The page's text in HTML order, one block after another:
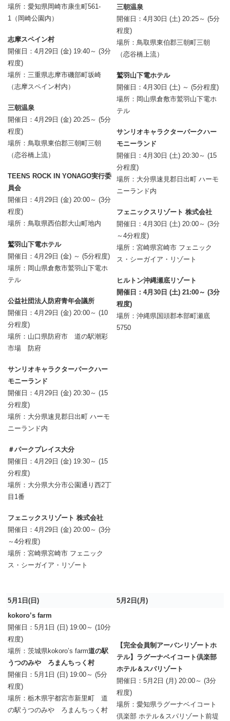
場所：愛知県岡崎市康生町561-
1（岡崎公園内）
志摩スペイン村
開催日：4月29日 (金) 19:40～ (3分
程度)
場所：三重県志摩市磯部町坂崎
（志摩スペイン村内）
三朝温泉
開催日：4月29日 (金) 20:25～ (5分
程度)
場所：鳥取県東伯郡三朝町三朝
（恋谷橋上流）
TEENS ROCK IN YONAGO実行委
員会
開催日：4月29日 (金) 20:00～ (3分
程度)
場所：鳥取県西伯郡大山町地内
鷲羽山下電ホテル
開催日：4月29日 (金) ～ (5分程度)
場所：岡山県倉敷市鷲羽山下電ホ
テル
公益社団法人防府青年会議所
開催日：4月29日 (金) 20:00～ (10
分程度)
場所：山口県防府市 道の駅潮彩
市場 防府
サンリオキャラクターパークハー
モニーランド
開催日：4月29日 (金) 20:30～ (15
分程度)
場所：大分県速見郡日出町 ハーモ
ニーランド内
＃パークプレイス大分
開催日：4月29日 (金) 19:30～ (15
分程度)
場所：大分県大分市公園通り西2丁
目1番
フェニックスリゾート 株式会社
開催日：4月29日 (金) 20:00～ (3分
～4分程度)
場所：宮崎県宮崎市 フェニック
ス・シーガイア・リゾート
三朝温泉
開催日：4月30日 (土) 20:25～ (5分
程度)
場所：鳥取県東伯郡三朝町三朝
（恋谷橋上流）
鷲羽山下電ホテル
開催日：4月30日 (土) ～ (5分程度)
場所：岡山県倉敷市鷲羽山下電ホ
テル
サンリオキャラクターパークハー
モニーランド
開催日：4月30日 (土) 20:30～ (15
分程度)
場所：大分県速見郡日出町 ハーモ
ニーランド内
フェニックスリゾート 株式会社
開催日：4月30日 (土) 20:00～ (3分
～4分程度)
場所：宮崎県宮崎市 フェニック
ス・シーガイア・リゾート
ヒルトン沖縄瀬底リゾート
開催日：4月30日 (土) 21:00～ (3分
程度)
場所：沖縄県国頭郡本部町瀬底
5750
5月1日(日)
5月2日(月)
kokoro’s farm
開催日：5月1日 (日) 19:00～ (10分
程度)
場所：茨城県kokoro’s farm道の駅
うつのみや ろまんちっく村
開催日：5月1日 (日) 19:00～ (5分
程度)
場所：栃木県宇都宮市新里町 道
の駅うつのみや ろまんちっく村
【完全会員制アーバンリゾートホ
テル】ラグーナベイコート倶楽部
ホテル＆スパリゾート
開催日：5月2日 (月) 20:00～ (3分
程度)
場所：愛知県ラグーナベイコート
倶楽部 ホテル＆スパリゾート前堤